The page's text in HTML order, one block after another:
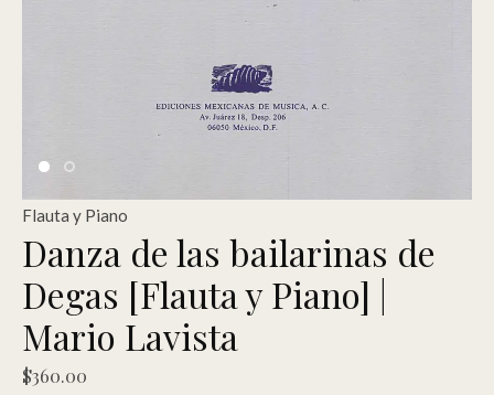
Flauta y Piano
Danza de las bailarinas de
Degas [Flauta y Piano] |
Mario Lavista
$360.00